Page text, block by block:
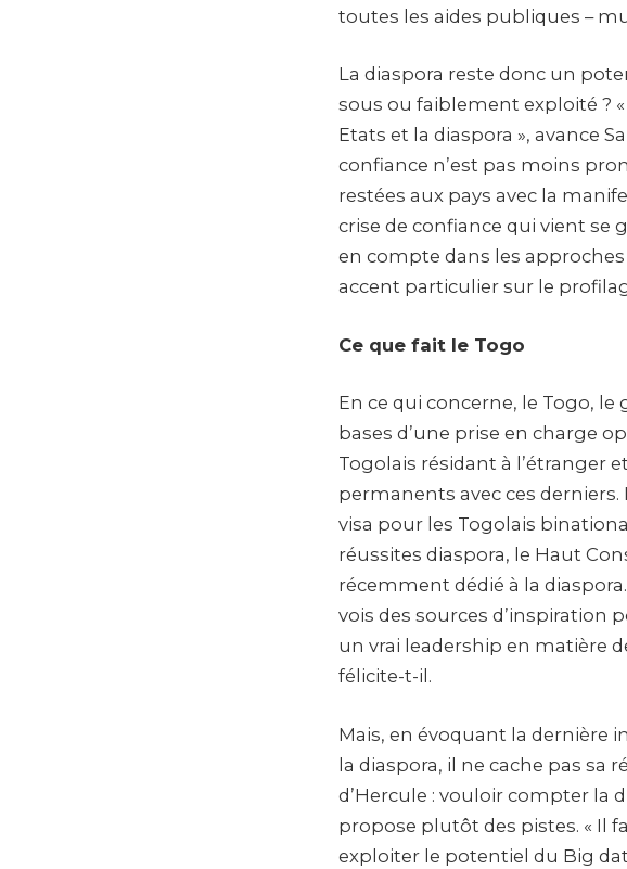
toutes les aides publiques –
La diaspora reste donc un
sous ou faiblement exploité ?
Etats et la diaspora », avance
confiance n’est pas moins
restées aux pays avec la
crise de confiance qui vient se
en compte dans les
accent particulier sur le
Ce que fait le Togo
En ce qui concerne, le Togo,
bases d’une prise en charge
Togolais résidant à l’étranger
permanents avec ces
visa pour les Togolais
réussites diaspora, le Haut
récemment dédié à la
vois des sources d’inspiration
un vrai leadership en matière
félicite-t-il.
Mais, en évoquant la dernière
la diaspora, il ne cache pas sa
d’Hercule : vouloir compter la
propose plutôt des pistes. « Il
exploiter le potentiel du Big